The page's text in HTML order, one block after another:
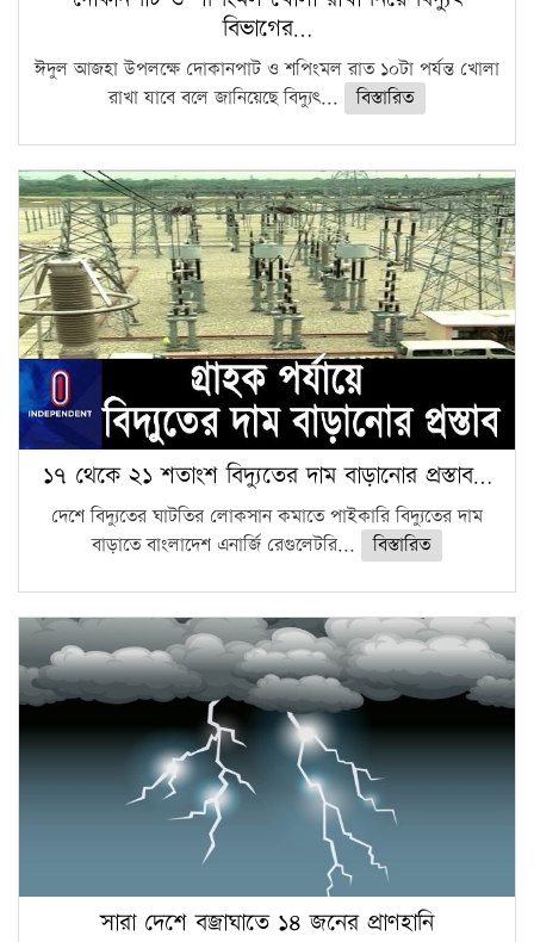
বিভাগের…
ঈদুল আজহা উপলক্ষে দোকানপাট ও শপিংমল রাত ১০টা পর্যন্ত খোলা
রাখা যাবে বলে জানিয়েছে বিদ্যুৎ...
বিস্তারিত
১৭ থেকে ২১ শতাংশ বিদ্যুতের দাম বাড়ানোর প্রস্তাব…
দেশে বিদ্যুতের ঘাটতির লোকসান কমাতে পাইকারি বিদ্যুতের দাম
বাড়াতে বাংলাদেশ এনার্জি রেগুলেটরি...
বিস্তারিত
সারা দেশে বজ্রাঘাতে ১৪ জনের প্রাণহানি